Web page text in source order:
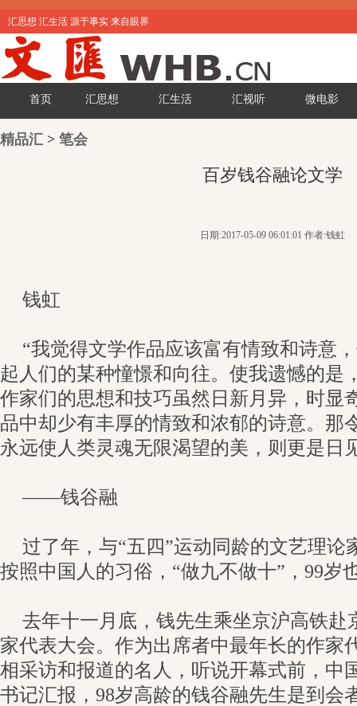
汇思想 汇生活 源于事实 来自眼界
首页 汇思想 汇生活 汇视听 微电影
精品汇 > 笔会
百岁钱谷融论文学
日期:2017-05-09 06:01:01 作者:钱虹
钱虹
“我觉得文学作品应该富有情致和诗意
起人们的某种憧憬和向往。使我遗憾的
作家们的思想和技巧虽然日新月异，时显
品中却少有丰厚的情致和浓郁的诗意。那
永远使人类灵魂无限渴望的美，则更是日
——钱谷融
过了年，与“五四”运动同龄的文艺理论
按照中国人的习俗，“做九不做十”，99岁
去年十一月底，钱先生乘坐京沪高铁赴
家代表大会。作为出席者中最年长的作家
相采访和报道的名人，听说开幕式前，中
书记汇报，98岁高龄的钱谷融先生是到会